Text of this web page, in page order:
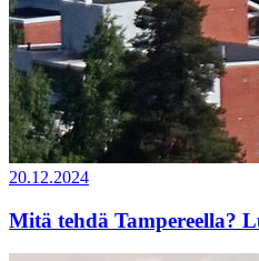
20.12.2024
Mitä tehdä Tampereella?